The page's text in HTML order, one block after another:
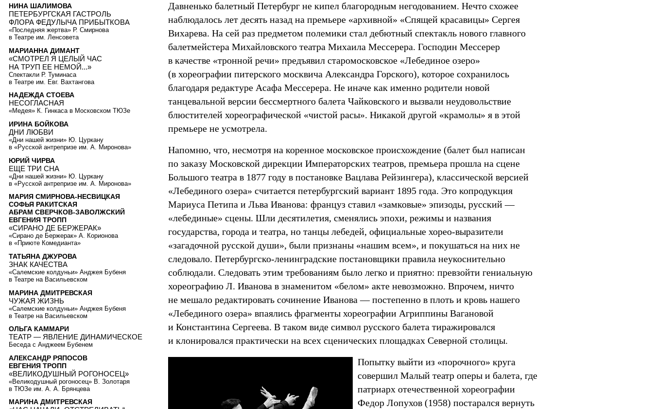
Давненько балетный Петербург не кипел благородным негодованием. Нечто схожее
наблюдалось лет десять назад на премьере «архивной» «Спящей красавицы» Сергея
Вихарева. На сей раз предметом полемики стал дебютный спектакль нового главного
балетмейстера Михайловского театра Михаила Мессерера. Господин Мессерер
в качестве «тронной речи» предъявил старомосковское «Лебединое озеро»
(в хореографии питерского москвича Александра Горского), которое сохранилось
благодаря редактуре Асафа Мессерера. Не иначе как именно родители новой
танцевальной версии бессмертного балета Чайковского и вызвали неудовольствие
блюстителей хореографической «чистой расы». Никакой другой «крамолы» я в этой
премьере не усмотрела.
Напомню, что, несмотря на коренное московское происхождение (балет был написан
по заказу Московской дирекции Императорских театров, премьера прошла на сцене
Большого театра в 1877 году в постановке Вацлава Рейзингера), классической версией
«Лебединого озера» считается петербургский вариант 1895 года. Это копродукция
Мариуса Петипа и Льва Иванова: француз ставил «замковые» эпизоды, русский —
«лебединые» сцены. Шли десятилетия, сменялись эпохи, режимы и названия
государства, города и театра, но танцы лебедей, официальные хорео-выразители
«загадочной русской души», были признаны «нашим всем», и покушаться на них не
следовало. Петербургско-ленинградские постановщики правила неукоснительно
соблюдали. Следовать этим требованиям было легко и приятно: превзойти гениальную
хореографию Л. Иванова в знаменитом «белом» акте невозможно. Впрочем, ничто
не мешало редактировать сочинение Иванова — постепенно в плоть и кровь нашего
«Лебединого озера» впаялись фрагменты хореографии Агриппины Вагановой
и Константина Сергеева. В таком виде символ русского балета тиражировался
и клонировался практически на всех сценических площадках Северной столицы.
Попытку выйти из «порочного» круга
совершил Малый театр оперы и балета, где
патриарх отечественной хореографии
Федор Лопухов (1958) постарался вернуть
НИНА ШАЛИМОВА
ПЕТЕРБУРГСКАЯ ГАСТРОЛЬ
ФЛОРА ФЕДУЛЫЧА ПРИБЫТКОВА
«Последняя жертва» Р. Смирнова
в Театре им. Ленсовета
МАРИАННА ДИМАНТ
«СМОТРЕЛ Я ЦЕЛЫЙ ЧАС
НА ТРУП ЕЕ НЕМОЙ...»
Спектакли Р. Туминаса
в Театре им. Евг. Вахтангова
НАДЕЖДА СТОЕВА
НЕСОГЛАСНАЯ
«Медея» К. Гинкаса в Московском ТЮЗе
ИРИНА БОЙКОВА
ДНИ ЛЮБВИ
«Дни нашей жизни» Ю. Цуркану
в «Русской антрепризе им. А. Миронова»
ЮРИЙ ЧИРВА
ЕЩЕ ТРИ СНА
«Дни нашей жизни» Ю. Цуркану
в «Русской антрепризе им. А. Миронова»
МАРИЯ СМИРНОВА-НЕСВИЦКАЯ
СОФЬЯ РАКИТСКАЯ
АБРАМ СВЕРЧКОВ-ЗАВОЛЖСКИЙ
ЕВГЕНИЯ ТРОПП
«СИРАНО ДЕ БЕРЖЕРАК»
«Сирано де Бержерак» А. Корионова
в «Приюте Комедианта»
ТАТЬЯНА ДЖУРОВА
ЗНАК КАЧЕСТВА
«Салемские колдуньи» Анджея Бубеня
в Театре на Васильевском
МАРИНА ДМИТРЕВСКАЯ
ЧУЖАЯ ЖИЗНЬ
«Салемские колдуньи» Анджея Бубеня
в Театре на Васильевском
ОЛЬГА КАММАРИ
ТЕАТР — ЯВЛЕНИЕ ДИНАМИЧЕСКОЕ
Беседа с Анджеем Бубенем
АЛЕКСАНДР РЯПОСОВ
ЕВГЕНИЯ ТРОПП
«ВЕЛИКОДУШНЫЙ РОГОНОСЕЦ»
«Великодушный рогоносец» В. Золотаря
в ТЮЗе им. А. А. Брянцева
МАРИНА ДМИТРЕВСКАЯ